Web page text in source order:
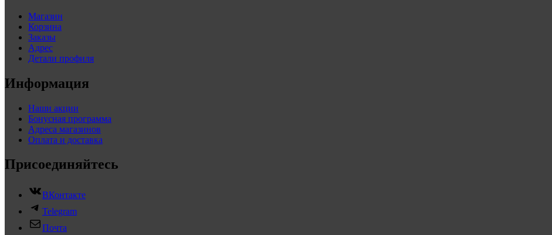
Магазин
Корзина
Заказы
Адрес
Детали профиля
Информация
Наши акции
Бонусная программа
Адреса магазинов
Оплата и доставка
Присоединяйтесь
ВКонтакте
Telegram
Почта